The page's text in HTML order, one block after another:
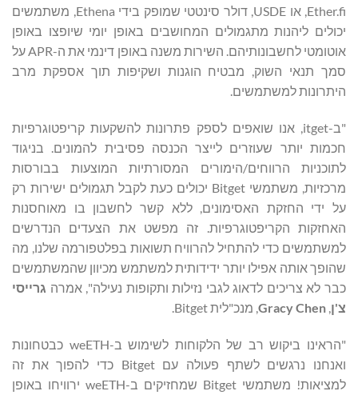
Ether.fi, או USDE, דולר סינטטי שמופק בידי Ethena, משתמשים
יכולים ליהנות מתגמולים המחושבים באופן יומי שיופצו באופן
אוטומטי לחשבונותיהם. השירות משנה באופן דינמי את ה-APR על
סמך תנאי השוק, מבטיח הוגנות ושקיפות תוך אספקת מרב
היתרונות למשתמשים.
"ב-itget, אנו שואפים לספק פתרונות להשקעות קריפטוגרפיות
חכמות יותר שעוזרים לייצר הכנסה פסיבית להמונים. בניגוד
לתוכניות הרווחים/הימורים המסורתיות המוצעות בבורסות
מרכזיות, משתמשי Bitget יכולים כעת לקבל תגמולים ישירות רק
על ידי החזקת האסימונים, ללא קשר לחשבון בו מאוחסנות
האחזקות הקריפטוגרפיות. זה מפשט את הצעדים הנדרשים
למשתמשים כדי להתחיל להרוויח תשואות בפלטפורמה שלנו, מה
שהופך אותה אפילו יותר ידידותית למשתמש מכיוון שהמשתמשים
כבר לא צריכים לדאוג לגבי נזילות ותקופות נעילה", אמרה גרייסי
צ'ן,
Gracy Chen, מנכ"לית Bitget.
"הראינו ביקוש רב של הלקוחות לשימוש ב-weETH כבטחונות
ואנחנו נרגשים לשתף פעולה עם Bitget כדי להפוך את זה
למציאות! משתמשי Bitget שמחזיקים ב-weETH ירוויחו באופן